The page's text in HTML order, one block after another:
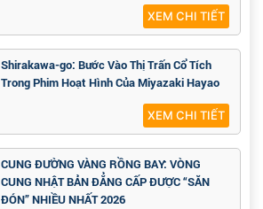
XEM CHI TIẾT
Shirakawa-go: Bước Vào Thị Trấn Cổ Tích
Trong Phim Hoạt Hình Của Miyazaki Hayao
XEM CHI TIẾT
CUNG ĐƯỜNG VÀNG RỒNG BAY: VÒNG
CUNG NHẬT BẢN ĐẲNG CẤP ĐƯỢC “SĂN
ĐÓN” NHIỀU NHẤT 2026